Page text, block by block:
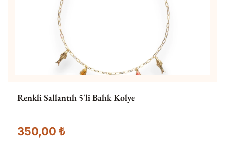
Renkli Sallantılı 5'li Balık Kolye
350,00 ₺